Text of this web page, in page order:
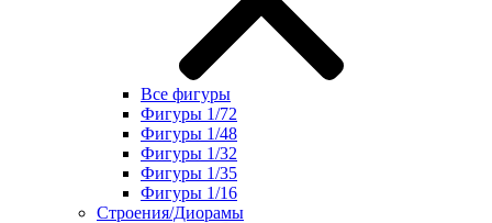
Все фигуры
Фигуры 1/72
Фигуры 1/48
Фигуры 1/32
Фигуры 1/35
Фигуры 1/16
Строения/Диорамы